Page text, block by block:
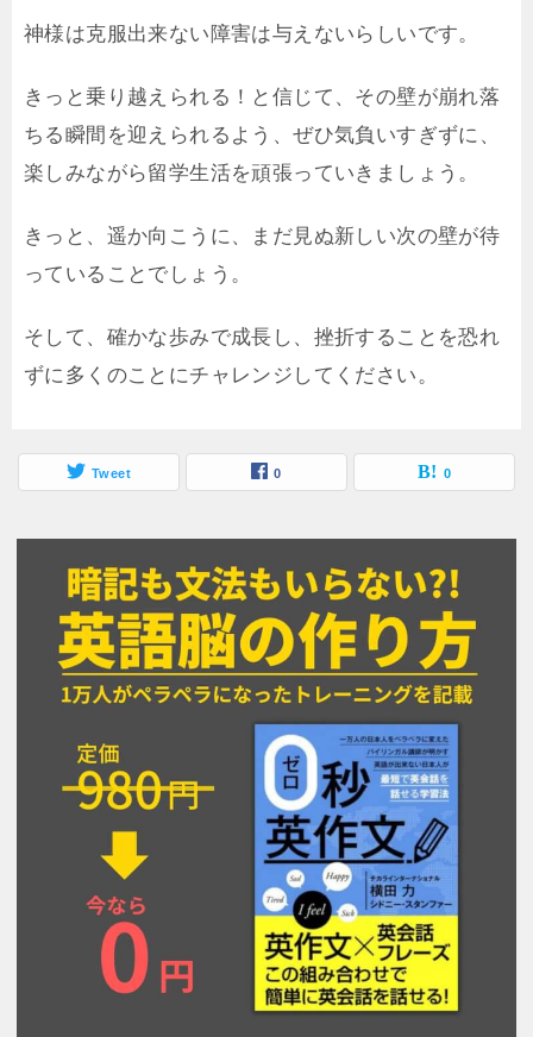
神様は克服出来ない障害は与えないらしいです。
きっと乗り越えられる！と信じて、その壁が崩れ落
ちる瞬間を迎えられるよう、ぜひ気負いすぎずに、
楽しみながら留学生活を頑張っていきましょう。
きっと、遥か向こうに、まだ見ぬ新しい次の壁が待
っていることでしょう。
そして、確かな歩みで成長し、挫折することを恐れ
ずに多くのことにチャレンジしてください。
Tweet 0 0